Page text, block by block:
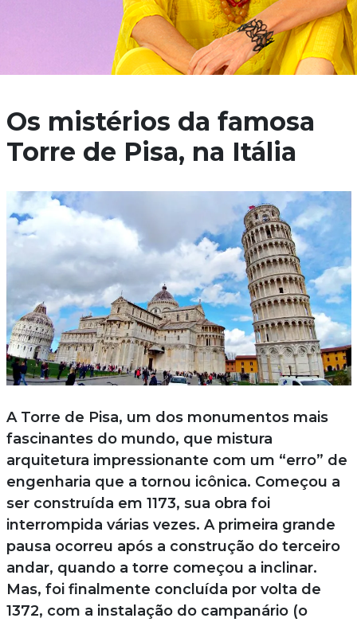
Os mistérios da famosa
Torre de Pisa, na Itália
A Torre de Pisa, um dos monumentos mais
fascinantes do mundo, que mistura
arquitetura impressionante com um “erro” de
engenharia que a tornou icônica. Começou a
ser construída em 1173, sua obra foi
interrompida várias vezes. A primeira grande
pausa ocorreu após a construção do terceiro
andar, quando a torre começou a inclinar.
Mas, foi finalmente concluída por volta de
1372, com a instalação do campanário (o